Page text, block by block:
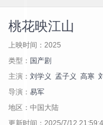
桃花映江山
上映时间：2025
类型： 国产剧
主演： 刘学义 孟子义 高寒
导演： 易军
地区：中国大陆
更新时间：2025/7/12